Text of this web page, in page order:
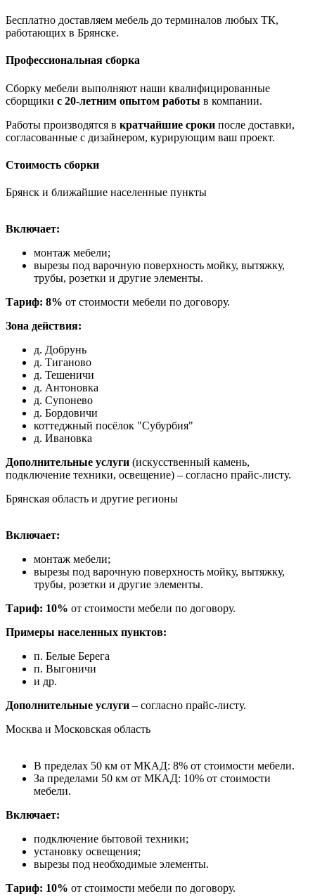
Бесплатно доставляем мебель до терминалов любых ТК,
работающих в Брянске.
Профессиональная сборка
Сборку мебели выполняют наши квалифицированные
сборщики с 20-летним опытом работы в компании.
Работы производятся в кратчайшие сроки после доставки,
согласованные с дизайнером, курирующим ваш проект.
Стоимость сборки
Брянск и ближайшие населенные пункты
Включает:
монтаж мебели;
вырезы под варочную поверхность мойку, вытяжку,
трубы, розетки и другие элементы.
Тариф: 8% от стоимости мебели по договору.
Зона действия:
д. Добрунь
д. Тиганово
д. Тешеничи
д. Антоновка
д. Супонево
д. Бордовичи
коттеджный посёлок "Субурбия"
д. Ивановка
Дополнительные услуги (искусственный камень,
подключение техники, освещение) – согласно прайс-листу.
Брянская область и другие регионы
Включает:
монтаж мебели;
вырезы под варочную поверхность мойку, вытяжку,
трубы, розетки и другие элементы.
Тариф: 10% от стоимости мебели по договору.
Примеры населенных пунктов:
п. Белые Берега
п. Выгоничи
и др.
Дополнительные услуги – согласно прайс-листу.
Москва и Московская область
В пределах 50 км от МКАД: 8% от стоимости мебели.
За пределами 50 км от МКАД: 10% от стоимости
мебели.
Включает:
подключение бытовой техники;
установку освещения;
вырезы под необходимые элементы.
Тариф: 10% от стоимости мебели по договору.